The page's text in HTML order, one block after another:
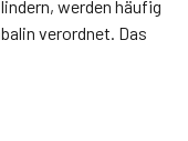
werden häufig
verordnet. Das